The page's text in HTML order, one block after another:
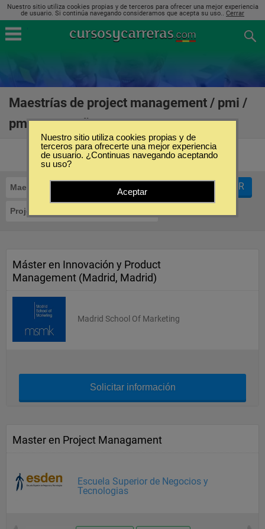
Nuestro sitio utiliza cookies propias y de terceros para ofrecer una mejor experiencia
de usuario. Si continúa navegando consideramos que acepta su uso.. Cerrar
Maestrías de project management / pmi /
pmp en España
Maestrías
Project Management / PMI / PMP
FILTRAR
Máster en Innovación y Product
Management (Madrid, Madrid)
Madrid School Of Marketing
Solicitar información
Master en Project Managament
Escuela Superior de Negocios y
Tecnologias
Nuestro sitio utiliza cookies propias y de
terceros para ofrecerte una mejor experiencia
de usuario. ¿Continuas navegando aceptando
su uso?
Aceptar